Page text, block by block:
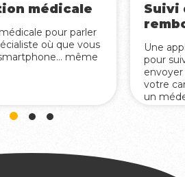
médicale
pour parler
où que vous
même
Suivi
Une
pour
votre
un